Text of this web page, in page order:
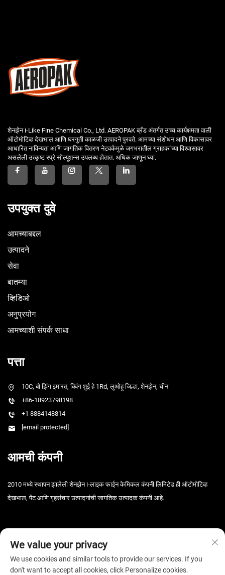
शेनझेन i-Like Fine Chemical Co., Ltd. AEROPAK ब्रँड अंतर्गत उच्च कार्यक्षमता वाली
ऑटोमोटिव्ह देखभाल आणि घरगुती काळजी उत्पादने पुरवते. आमच्या संशोधन आणि विकासावर
आधारित नाविन्यता आणि जागतिक वितरण नेटवर्कमुळे जगभरातील ग्राहकांच्या विश्वासावर
असलेली उत्कृष्ट स्प्रे सोल्यूशन्स उपलब्ध होतात. अधिक जाणून घ्या.
उपयुक्त दुवे
आमच्याबद्दल
उत्पादने
सेवा
बातम्या
व्हिडिओ
अनुप्रयोग
आमच्याशी संपर्क साधा
पत्ता
10C, बो झिंग इमारत, क्विंग शुई हे 1Rd, लुओहू जिल्हा, शेनझेन, चीन
+86-18923798198
+1 8884148814
[email protected]
आमची कंपनी
2010 मध्ये स्थापन झालेली शेनझेन i-लाइक फाईन केमिकल कंपनी लिमिटेड ही ऑटोमोटिव्ह
देखभाल, पेंट आणि गृहसंचार उत्पादनांची जागतिक उत्पादक कंपनी आहे.
कॉपीराइट © 2025 शेनझेन आय-लाइक फाइन केमिकल कंपनी लिमिटेड. सर्व हक्क राखीव. -
We value your privacy
We use cookies and similar tools to provide our services. If you
don't want to accept all cookies, click Personalize cookies.